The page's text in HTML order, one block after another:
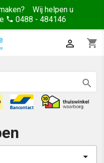
Wij helpen u
phone 0488 - 484146
shopping_cart


